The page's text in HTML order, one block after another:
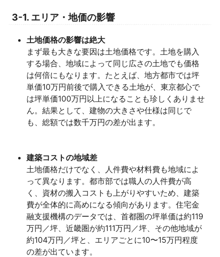
3-1. エリア・地価の影響
土地価格の影響は絶大
まず最も大きな要因は土地価格です。土地を購入
する場合、地域によって同じ広さの土地でも価格
は何倍にもなります。たとえば、地方都市では坪
単価10万円前後で購入できる土地が、東京都心で
は坪単価100万円以上になることも珍しくありませ
ん。結果として、建物の大きさや仕様は同じで
も、総額では数千万円の差が出ます。
建築コストの地域差
土地価格だけでなく、人件費や材料費も地域によ
って異なります。都市部では職人の人件費が高
く、資材の搬入コストも上がりやすいため、建築
費が全体的に高めになる傾向があります。住宅金
融支援機構のデータでは、首都圏の坪単価は約119
万円／坪、近畿圏が約111万円／坪、その他地域が
約104万円／坪と、エリアごとに10〜15万円程度
の差が出ています。